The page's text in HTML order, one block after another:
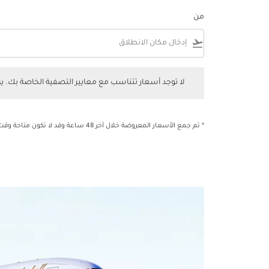
من
flight_takeoff
لا توجد أسعار تتناسب مع معايير التصفية الخاصة
* تم جمع الأسعار المعروضة خلال آخر 48 ساعة وقد لا تكون متاحة وقت الحجز.